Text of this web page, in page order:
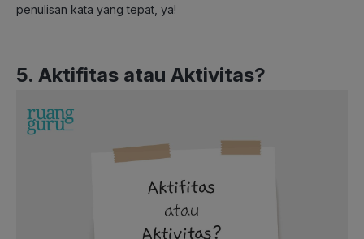
penulisan kata yang tepat, ya!
5. Aktifitas atau Aktivitas?